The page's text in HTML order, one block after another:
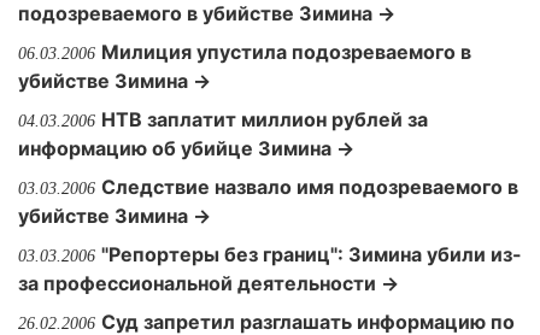
подозреваемого в убийстве Зимина →
06.03.2006 Милиция упустила подозреваемого в
убийстве Зимина →
04.03.2006 НТВ заплатит миллион рублей за
информацию об убийце Зимина →
03.03.2006 Следствие назвало имя подозреваемого в
убийстве Зимина →
03.03.2006 "Репортеры без границ": Зимина убили из-
за профессиональной деятельности →
26.02.2006 Суд запретил разглашать информацию по